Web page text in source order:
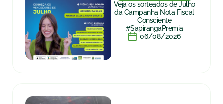
Veja os sorteados de Julho
da Campanha Nota Fiscal
Consciente
#SapirangaPremia
06/08/2026